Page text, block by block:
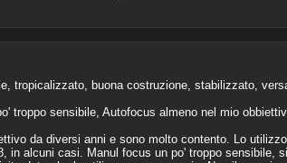
tropicalizzato, buona costruzione, stabilizzato,
troppo sensibile, Autofocus almeno nel mio
da diversi anni e sono molto contento. Lo
in alcuni casi. Manul focus un po' troppo